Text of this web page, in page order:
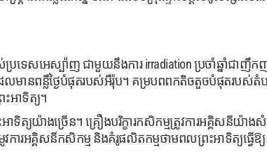
ទេសអេស្ប៉ាញ ជាមួយនឹងការ irradiation ប្រចាំឆ្នាំជាញឹក
មានពន្លឺថ្ងៃបំផុតរបស់អឺរ៉ុប។ គម្របពពកតិចតួចបំផុតរបស់តំ
អាទិត្យ។
ទិត្យយ៉ាងច្រើន។ គ្រឿងបរិក្ខារកសិកម្មត្រូវការអគ្គិសនីយ៉ាង
រូវការអគ្គិសនីកសិកម្ម និងគំរូផលិតកម្មថាមពលព្រះអាទិត្យធ្វើ